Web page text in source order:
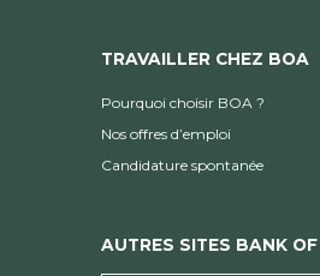
TRAVAILLER CHEZ BOA
Pourquoi choisir BOA ?
Nos offres d’emploi
Candidature spontanée
AUTRES SITES BANK